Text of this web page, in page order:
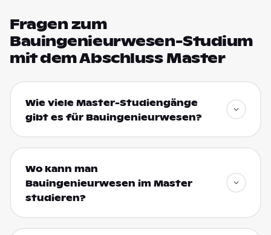
Fragen zum
Bauingenieurwesen-Studium
mit dem Abschluss Master
Wie viele Master-Studiengänge
gibt es für Bauingenieurwesen?
Wo kann man
Bauingenieurwesen im Master
studieren?